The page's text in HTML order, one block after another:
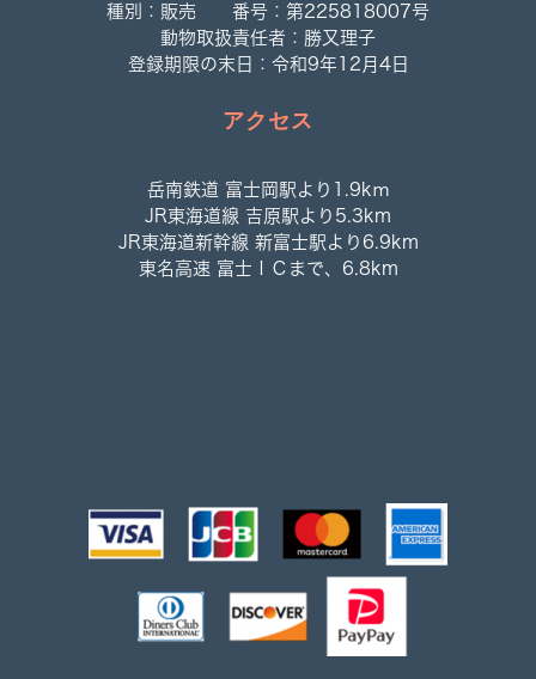
種別：販売 番号：第225818007号
動物取扱責任者：勝又理子
登録期限の末日：令和9年12月4日
アクセス
岳南鉄道 富士岡駅より1.9kｍ
JR東海道線 吉原駅より5.3km
JR東海道新幹線 新富士駅より6.9km
東名高速 富士ＩＣまで、6.8km